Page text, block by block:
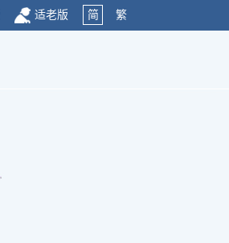
适老版 简 繁